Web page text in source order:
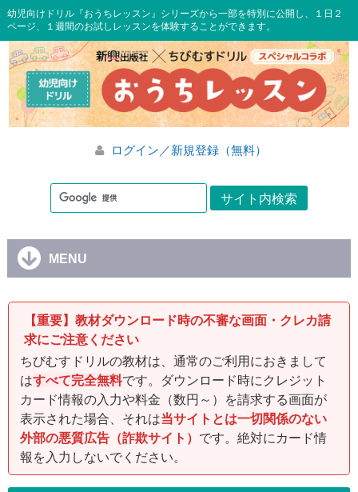
幼児向けドリル『おうちレッスン』シリーズから一部を特別に公開し、１日２
ページ、１週間のお試しレッスンを体験することができます。
ログイン／新規登録（無料）
MENU
【重要】教材ダウンロード時の不審な画面・クレカ請
求にご注意ください
ちびむすドリルの教材は、通常のご利用におきまして
はすべて完全無料です。ダウンロード時にクレジット
カード情報の入力や料金（数円～）を請求する画面が
表示された場合、それは当サイトとは一切関係のない
外部の悪質広告（詐欺サイト） です。絶対にカード情
報を入力しないでください。